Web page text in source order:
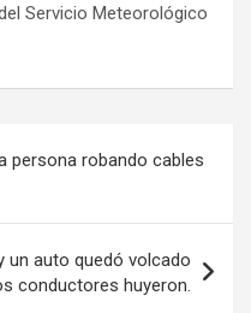
Servicio Meteorológico
persona robando cables
un auto quedó volcado
conductores huyeron.